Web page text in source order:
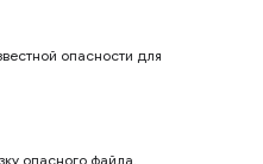
опасности для
опасного файла.